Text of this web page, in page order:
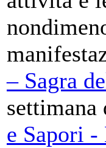
– Sagra
settimana
e Sapori